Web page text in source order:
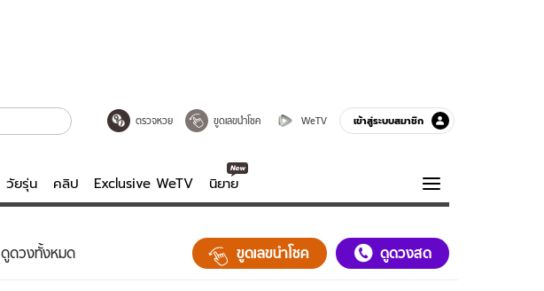
ตรวจหวย ขูดเลขนำโชค WeTV เข้าสู่ระบบสมาชิก
วัยรุ่น คลิป Exclusive WeTV นิยาย
ความรู้รอบตัว
ฮาวทู
ดูดวงทั้งหมด ขูดเลขนำโชค ดูดวงสด